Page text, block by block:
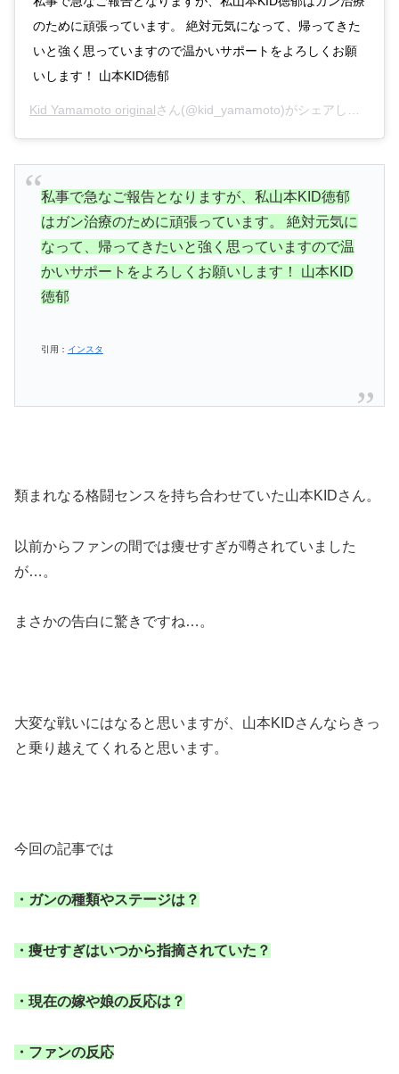
のために頑張っています。 絶対元気になって、帰ってきた
いと強く思っていますので温かいサポートをよろしくお願
いします！ 山本KID徳郁
Kid Yamamoto originalさん(@kid_yamamoto)がシェアした投稿 –
私事で急なご報告となりますが、私山本KID徳郁
はガン治療のために頑張っています。 絶対元気に
なって、帰ってきたいと強く思っていますので温
かいサポートをよろしくお願いします！ 山本KID
徳郁
引用： インスタ
類まれなる格闘センスを持ち合わせていた山本KIDさん。
以前からファンの間では痩せすぎが噂されていました
が…。
まさかの告白に驚きですね…。
大変な戦いにはなると思いますが、山本KIDさんならきっ
と乗り越えてくれると思います。
今回の記事では
・ガンの種類やステージは？
・痩せすぎはいつから指摘されていた？
・現在の嫁や娘の反応は？
・ファンの反応